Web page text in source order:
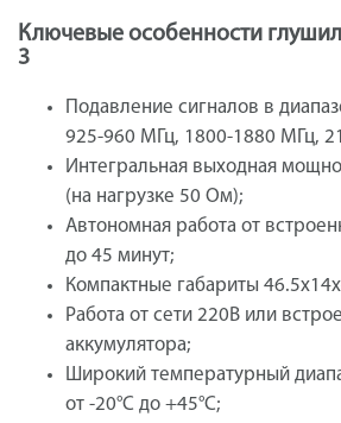
Ключевые особенности
3
Подавление сигналов в
925-960 МГц, 1800-1880 МГц,
Интегральная выходная
(на нагрузке 50 Ом);
Автономная работа от
до 45 минут;
Компактные габариты
Работа от сети 220В или
аккумулятора;
Широкий температурный
от -20°C до +45°C;